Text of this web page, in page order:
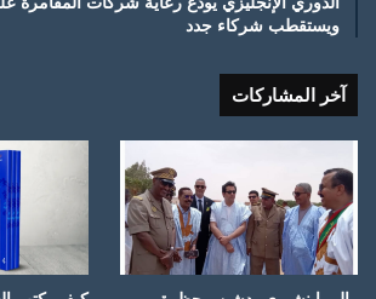
ويستقطب شركاء جدد
آخر المشاركات